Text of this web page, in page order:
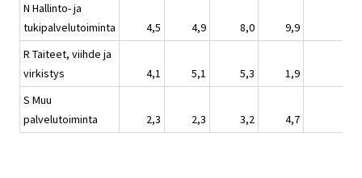
N Hallinto- ja
tukipalvelutoiminta
4,5 4,9 8,0
9,9
R Taiteet, viihde ja
virkistys
4,1 5,1 5,3
1,9
S Muu
palvelutoiminta
2,3 2,3 3,2 4,7